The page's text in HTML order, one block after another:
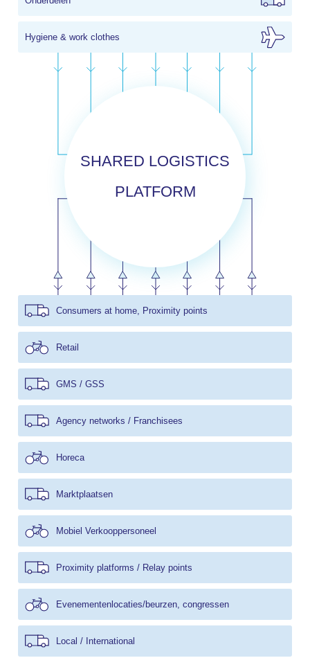
Hygiene & work clothes
SHARED LOGISTICS
PLATFORM
Consumers at home, Proximity points
Retail
GMS / GSS
Agency networks / Franchisees
Horeca
Marktplaatsen
Mobiel Verkooppersoneel
Proximity platforms / Relay points
Evenementenlocaties/beurzen, congressen
Local / International